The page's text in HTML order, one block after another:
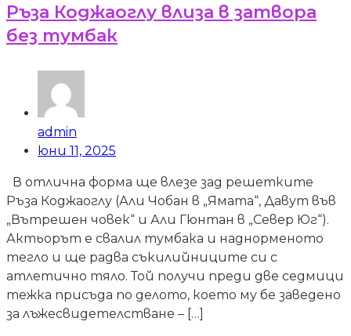
Ръза Коджаоглу влиза в затвора
без тумбак
admin
юни 11, 2025
В отлична форма ще влезе зад решетките
Ръза Коджаоглу (Али Чобан в „Ямата“, Давут във
„Вътрешен човек“ и Али Гюнтан в „Север Юг“).
Актьорът е свалил тумбака и наднорменото
тегло и ще радва съкилийниците си с
атлетично тяло. Той получи преди две седмици
тежка присъда по делото, което му бе заведено
за лъжесвидетелстване – […]